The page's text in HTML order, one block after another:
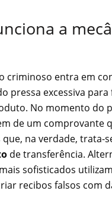
a
criminoso entra em
pressa excessiva para
No momento do
de um comprovante
na verdade, trata-
de transferência.
sofisticados
recibos falsos com